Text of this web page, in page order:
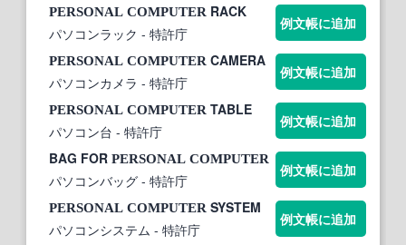
PERSONAL COMPUTER RACK
パソコンラック - 特許庁
例文帳に追加
PERSONAL COMPUTER CAMERA
パソコンカメラ - 特許庁
例文帳に追加
PERSONAL COMPUTER TABLE
パソコン台 - 特許庁
例文帳に追加
BAG FOR PERSONAL COMPUTER
パソコンバッグ - 特許庁
例文帳に追加
PERSONAL COMPUTER SYSTEM
パソコンシステム - 特許庁
例文帳に追加